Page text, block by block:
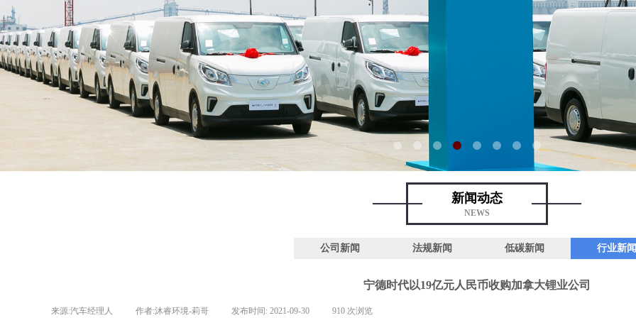
新闻动态
NEWS
公司新闻 法规新闻 低碳新闻 行业新闻
宁德时代以19亿元人民币收购加拿大锂业公司
来源:汽车经理人 作者:沐睿环境-莉哥 发布时间: 2021-09-30 910 次浏览